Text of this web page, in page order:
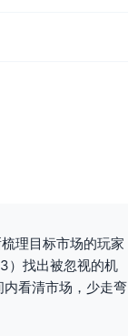
理目标市场的玩家
）找出被忽视的机
看清市场，少走弯